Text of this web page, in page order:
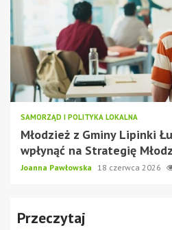
SAMORZĄD I POLITYKA LOKALNA
Młodzież z Gminy Lipinki
wpłynąć na Strategię
Joanna Pawłowska 18 czerwca 2026
Przeczytaj